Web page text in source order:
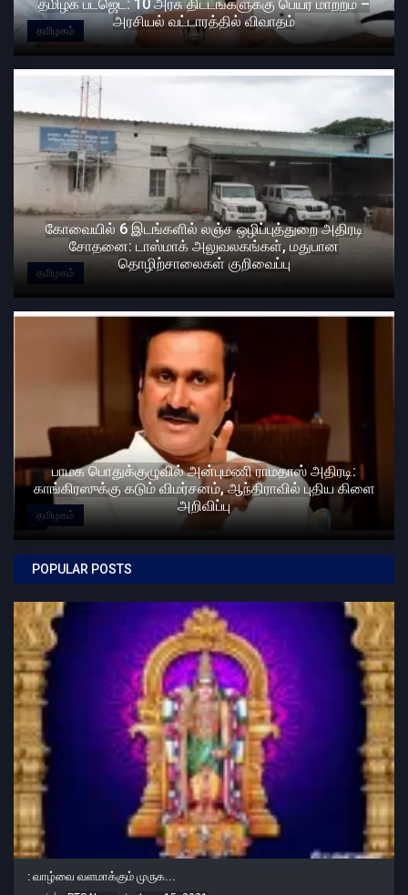
தமிழகம்
தமிழக பட்ஜெட்: 10 அரசு திட்டங்களுக்கு பெயர் மாற்றம் –
அரசியல் வட்டாரத்தில் விவாதம்
தமிழகம்
கோவையில் 6 இடங்களில் லஞ்ச ஒழிப்புத்துறை அதிரடி
சோதனை: டாஸ்மாக் அலுவலகங்கள், மதுபான
தொழிற்சாலைகள் குறிவைப்பு
தமிழகம்
பாமக பொதுக்குழுவில் அன்புமணி ராமதாஸ் அதிரடி:
காங்கிரஸுக்கு கடும் விமர்சனம், ஆந்திராவில் புதிய கிளை
அறிவிப்பு
POPULAR POSTS
: வாழ்வை வளமாக்கும் முருக...